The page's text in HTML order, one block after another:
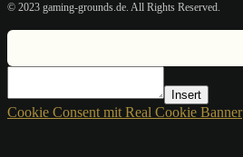
© 2023 gaming-grounds.de. All Rights Reserved.
Insert
Cookie Consent mit Real Cookie Banner